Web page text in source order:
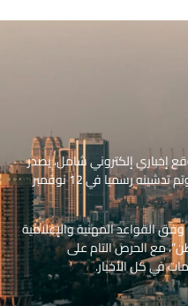
إخباري إلكتروني شامل، يصدر
عن حزب “حقوق الإنسان والمواطنة”، وتم تدشينه رسميا في 12 نوفمبر
القواعد المهنية والإعلامية
مع الحرص التام على
في كل الأخبار.